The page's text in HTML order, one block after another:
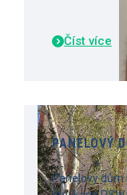
Číst více
PANELOVÝ
Panelový dům